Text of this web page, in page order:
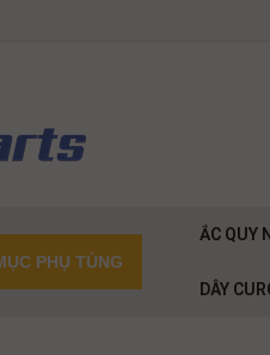
PHỤ TÙNG
ẮC QUY
DÂY